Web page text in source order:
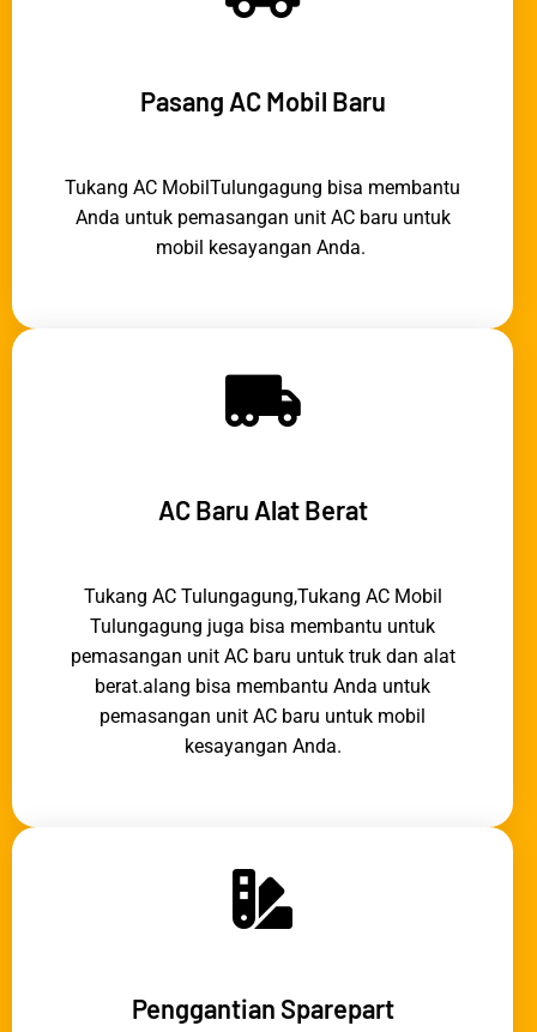
Pasang AC Mobil Baru
Tukang AC MobilTulungagung bisa membantu
Anda untuk pemasangan unit AC baru untuk
mobil kesayangan Anda.
AC Baru Alat Berat
Tukang AC Tulungagung,Tukang AC Mobil
Tulungagung juga bisa membantu untuk
pemasangan unit AC baru untuk truk dan alat
berat.alang bisa membantu Anda untuk
pemasangan unit AC baru untuk mobil
kesayangan Anda.
Penggantian Sparepart